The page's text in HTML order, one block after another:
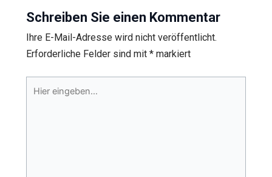
Schreiben Sie einen Kommentar
Ihre E-Mail-Adresse wird nicht veröffentlicht.
Erforderliche Felder sind mit *markiert